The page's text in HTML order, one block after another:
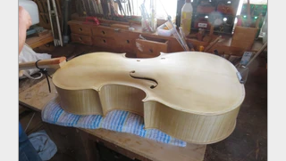
る。自宅工房であーでもない、こーで
もないと色の追求。楽し！！。今日
は、魂柱の入れ込みも、練習も同時に
こなす。